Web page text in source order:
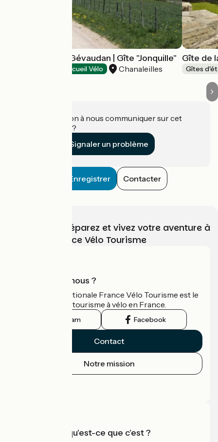
Le Sauvage en Gévaudan | Gîte "Jonquille"
Accueil Vélo Chanaleilles
Gîte de
Gîtes
Une information à nous communiquer sur cet
établissement ?
Signaler un problème
Enregistrer Contacter
Choisissez, préparez et vivez votre aventure à
vélo avec France Vélo Tourisme
Qui sommes-nous ?
L'association nationale France Vélo Tourisme est le
guide officiel du tourisme à vélo en France.
Instagram Facebook
Contact
Notre mission
Accueil Vélo qu'est-ce que c'est ?